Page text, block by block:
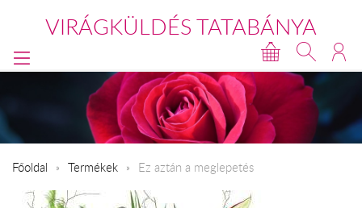
VIRÁGKÜLDÉS TATABÁNYA
Főoldal Termékek Ez aztán a meglepetés